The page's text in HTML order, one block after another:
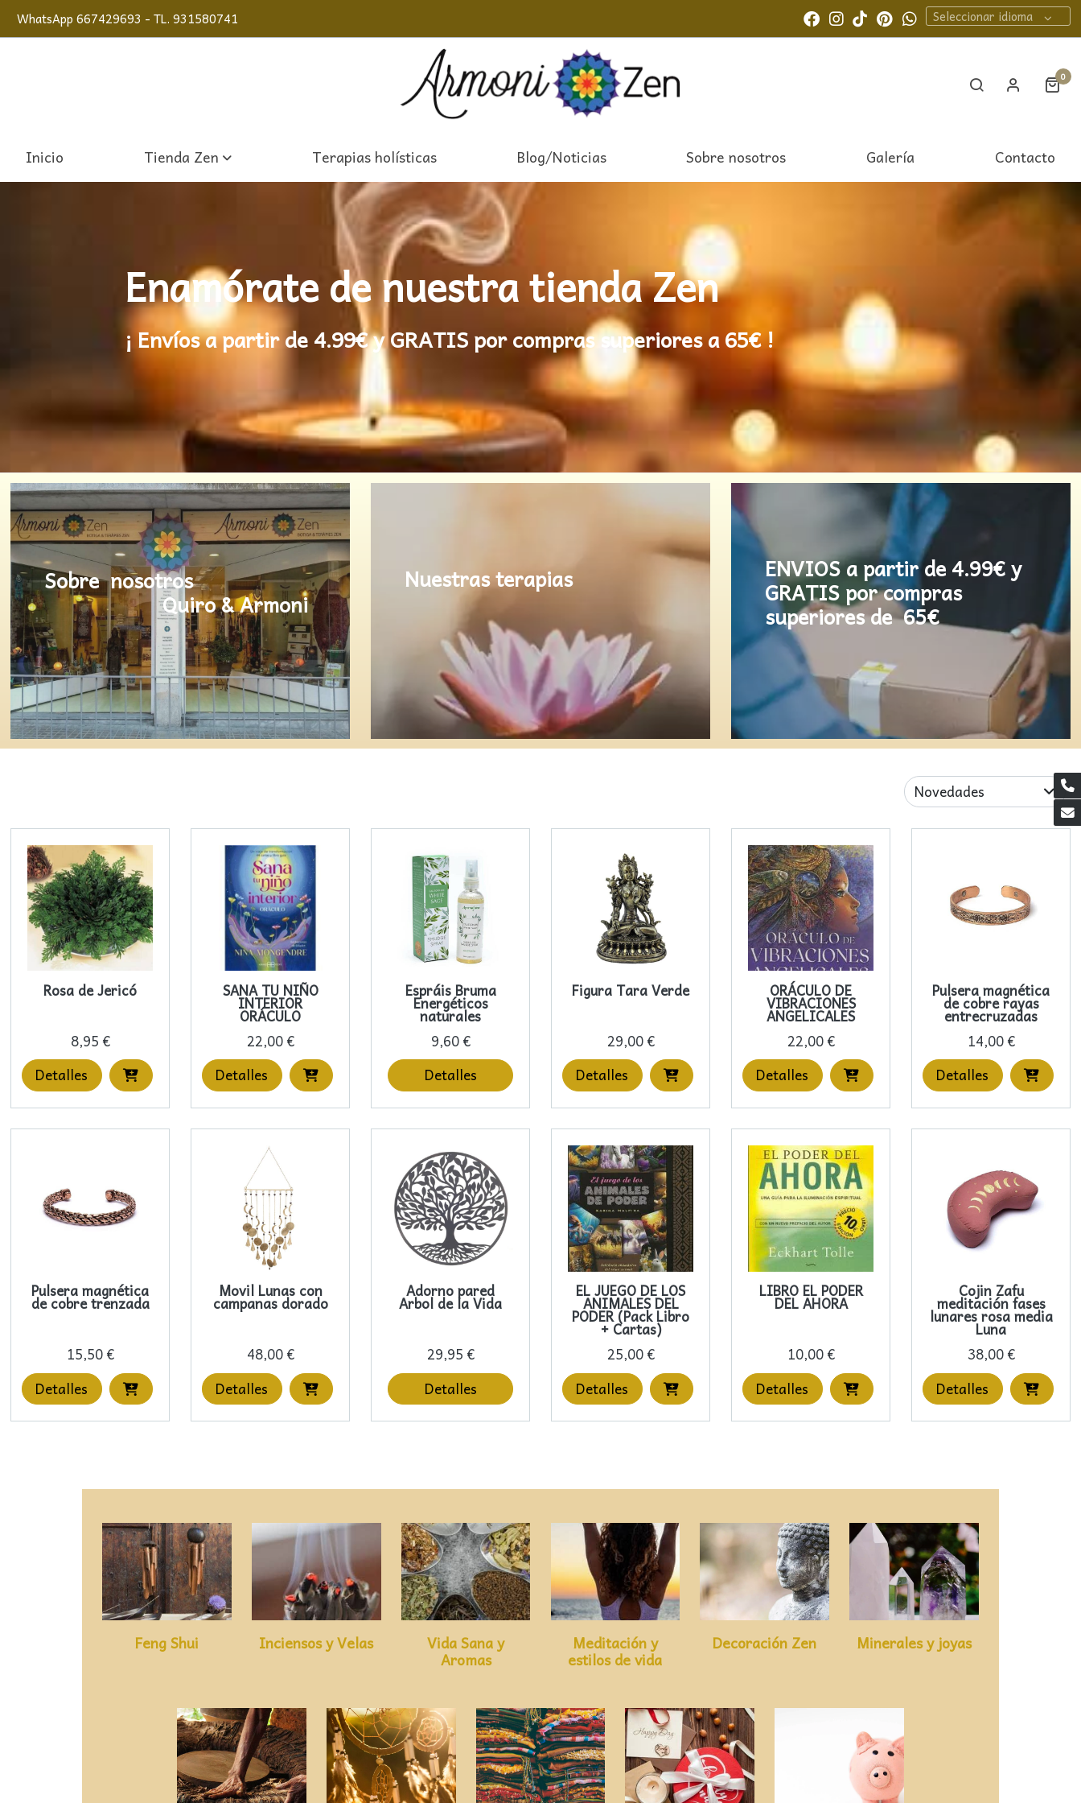
WhatsApp 667429693 - TL. 931580741 Seleccionar idioma
0
Inicio Tienda Zen Terapias holísticas Blog/Noticias Sobre nosotros Galería Contacto
Enamóratede nuestra tienda Zen
¡ Envíos a partir de 4.99€ y GRATIS por compras superiores a 65€ !
Sobre nosotros
Quiro & Armoni
Nuestrasterapias ENVIOS a partir de 4.99€ y
GRATIS por compras
superiores de 65€
Novedades
Rosa de Jericó
8,95 €
Detalles
SANA TU NIÑO
INTERIOR
ORÁCULO
22,00 €
Detalles
Espráis Bruma
Energéticos
naturales
9,60 €
Detalles
Figura Tara Verde
29,00 €
Detalles
ORÁCULO DE
VIBRACIONES
ANGELICALES
22,00 €
Detalles
Pulsera magnética
de cobre rayas
entrecruzadas
14,00 €
Detalles
Pulsera magnética
de cobre trenzada
15,50 €
Detalles
Movil Lunas con
campanas dorado
48,00 €
Detalles
Adorno pared
Arbol de la Vida
29,95 €
Detalles
EL JUEGO DE LOS
ANIMALES DEL
PODER (Pack Libro
+ Cartas)
25,00 €
Detalles
LIBRO EL PODER
DEL AHORA
10,00 €
Detalles
Cojin Zafu
meditación fases
lunares rosa media
Luna
38,00 €
Detalles
Feng Shui Inciensos y Velas Vida Sana y
Aromas
Meditación y
estilos de vida
Decoración Zen Minerales y joyas